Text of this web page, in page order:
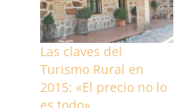
Las claves del
Turismo Rural en
2015: «El precio no lo